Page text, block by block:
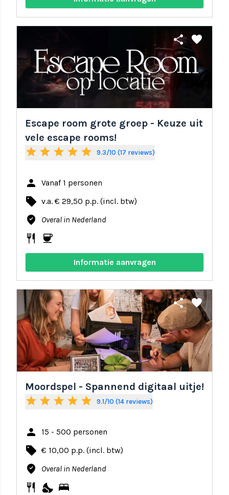
share favorite
Escape room grote groep - Keuze uit
vele escape rooms!
star star star star star 9.3/10 (17 reviews)
person Vanaf 1 personen
local_offer v.a. € 29,50 p.p. (incl. btw)
where_to_vote Overal in Nederland
restaurant coffee
Informatie aanvragen
share favorite
Moordspel - Spannend digitaal uitje!
star star star star star 9.1/10 (14 reviews)
person 15 - 500 personen
local_offer € 10,00 p.p. (incl. btw)
where_to_vote Overal in Nederland
restaurant nights_stay bed